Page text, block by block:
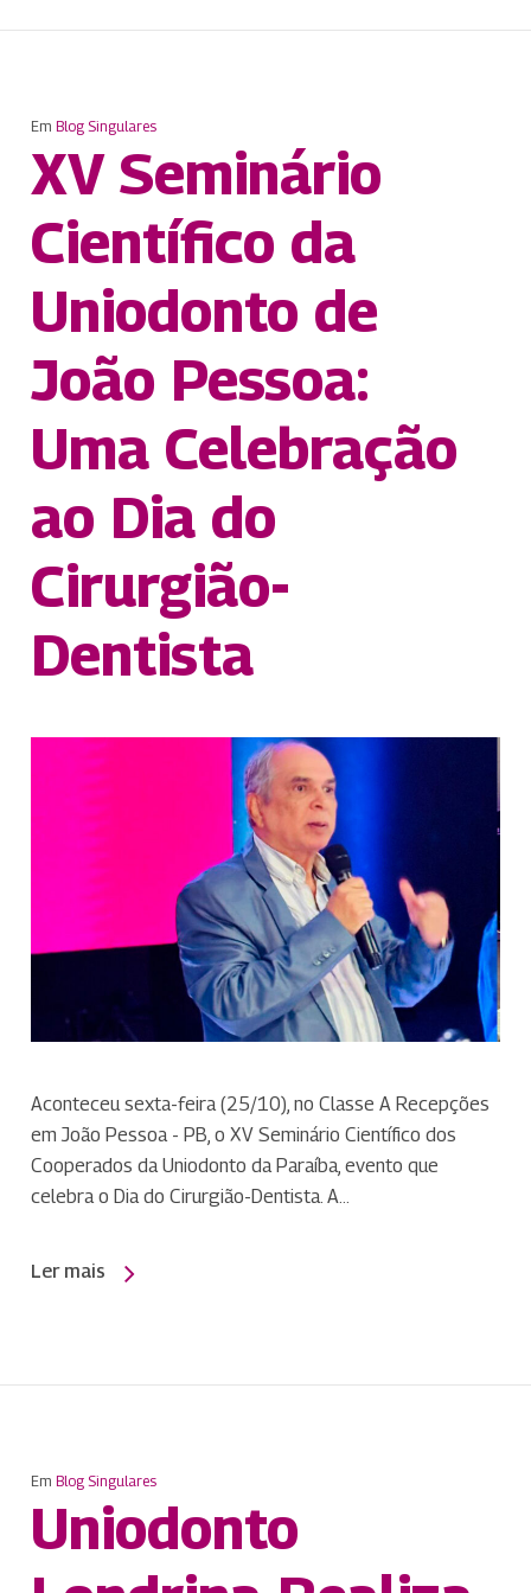
Em Blog Singulares
XV Seminário
Científico da
Uniodonto de
João Pessoa:
Uma Celebração
ao Dia do
Cirurgião-
Dentista
Aconteceu sexta-feira (25/10), no Classe A Recepções
em João Pessoa - PB, o XV Seminário Científico dos
Cooperados da Uniodonto da Paraíba, evento que
celebra o Dia do Cirurgião-Dentista. A…
Ler mais
Em Blog Singulares
Uniodonto